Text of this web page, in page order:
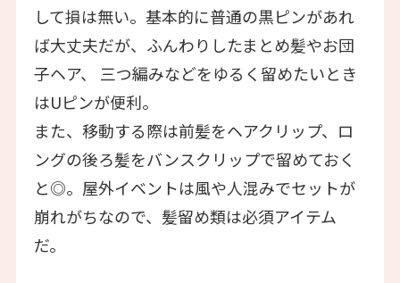
して損は無い。基本的に普通の黒ピンがあれ
ば大丈夫だが、ふんわりしたまとめ髪やお団
子ヘア、 三つ編みなどをゆるく留めたいとき
はUピンが便利。
また、移動する際は前髪をヘアクリップ、ロ
ングの後ろ髪をバンスクリップで留めておく
と◎。屋外イベントは風や人混みでセットが
崩れがちなので、髪留め類は必須アイテム
だ。